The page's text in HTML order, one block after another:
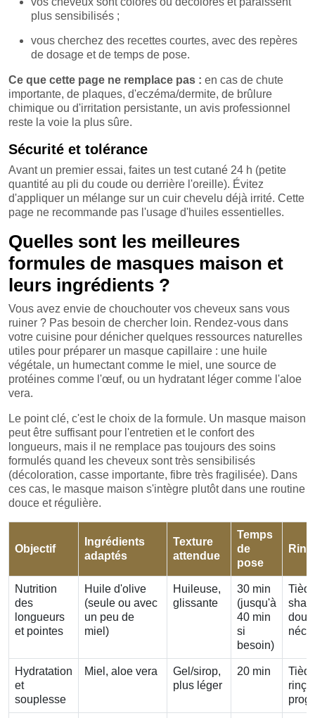
plus sensibilisés ;
vous cherchez des recettes courtes, avec des repères
de dosage et de temps de pose.
Ce que cette page ne remplace pas : en cas de chute
importante, de plaques, d'eczéma/dermite, de brûlure
chimique ou d'irritation persistante, un avis professionnel
reste la voie la plus sûre.
Sécurité et tolérance
Avant un premier essai, faites un test cutané 24 h (petite
quantité au pli du coude ou derrière l'oreille). Évitez
d'appliquer un mélange sur un cuir chevelu déjà irrité. Cette
page ne recommande pas l'usage d'huiles essentielles.
Quelles sont les meilleures
formules de masques maison et
leurs ingrédients ?
Vous avez envie de chouchouter vos cheveux sans vous
ruiner ? Pas besoin de chercher loin. Rendez-vous dans
votre cuisine pour dénicher quelques ressources naturelles
utiles pour préparer un masque capillaire : une huile
végétale, un humectant comme le miel, une source de
protéines comme l'œuf, ou un hydratant léger comme l'aloe
vera.
Le point clé, c'est le choix de la formule. Un masque maison
peut être suffisant pour l'entretien et le confort des
longueurs, mais il ne remplace pas toujours des soins
formulés quand les cheveux sont très sensibilisés
(décoloration, casse importante, fibre très fragilisée). Dans
ces cas, le masque maison s'intègre plutôt dans une routine
douce et régulière.
Objectif
Ingrédients
adaptés
Texture
attendue
Temps
de
pose
Nutrition
des
longueurs
et pointes
Huile d'olive
(seule ou avec
un peu de
miel)
Huileuse,
glissante
30 min
(jusqu'à
40 min
si
besoin)
doux
Hydratation
et
souplesse
Miel, aloe vera
Gel/sirop,
plus léger
20 min